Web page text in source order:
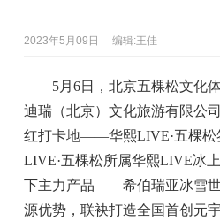
2023年5月09日 编辑:王佳
5月6日，北京五棵松文化
迪瑞（北京）文化旅游有限公
红打卡地——华熙LIVE·五棵松
LIVE·五棵松所属华熙LIVE冰
下主力产品——希伯瑞亚冰雪
源优势，联袂打造全国首创元